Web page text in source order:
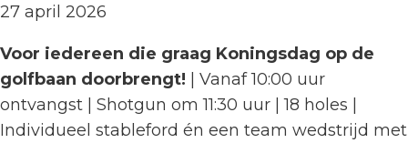
27 april 2026
Voor iedereen die graag Koningsdag op de
golfbaan doorbrengt! | Vanaf 10:00 uur
ontvangst | Shotgun om 11:30 uur | 18 holes |
Individueel stableford én een team wedstrijd met